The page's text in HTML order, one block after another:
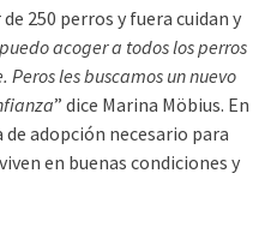
250 perros y fuera cuidan y
acoger a todos los perros
les buscamos un nuevo
” dice Marina Möbius. En
adopción necesario para
en buenas condiciones y